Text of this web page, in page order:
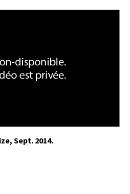
Sept. 2014.